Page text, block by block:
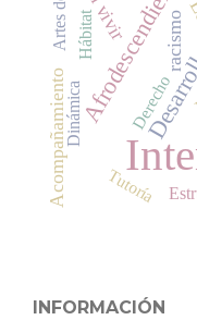
Afrodescendientes
Acompañamiento
racismo
Dinámica
Hábitat
Tutoría
Derecho
INFORMACIÓN